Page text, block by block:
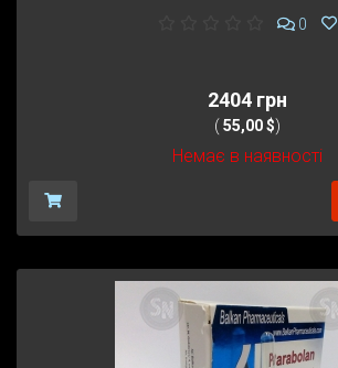
0
2404 грн
( 55,00 $)
Немає в наявності